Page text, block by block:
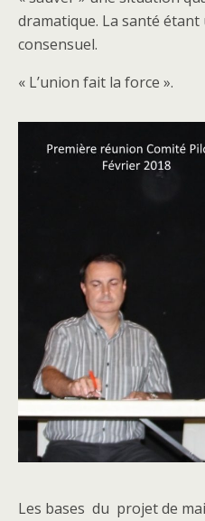
dramatique. La santé
consensuel.
« L’union fait la force ».
Les bases du projet de